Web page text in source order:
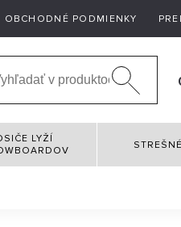
OBCHODNÉ PODMIENKY
LYŽÍ